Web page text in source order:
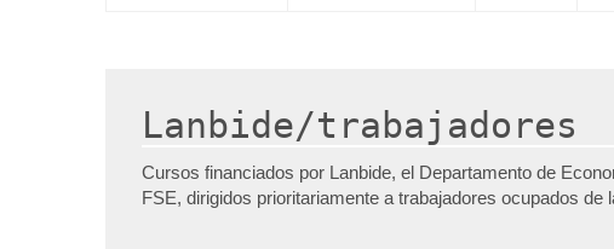
Lanbide/trabajadores
Cursos financiados por Lanbide, el Departamento de
FSE, dirigidos prioritariamente a trabajadores ocupados de